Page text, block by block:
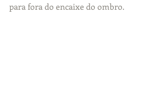
para fora do encaixe do ombro.